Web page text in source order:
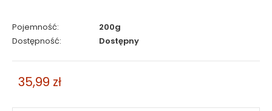
Pojemność:
200g
Dostępność:
Dostępny
35,99 zł